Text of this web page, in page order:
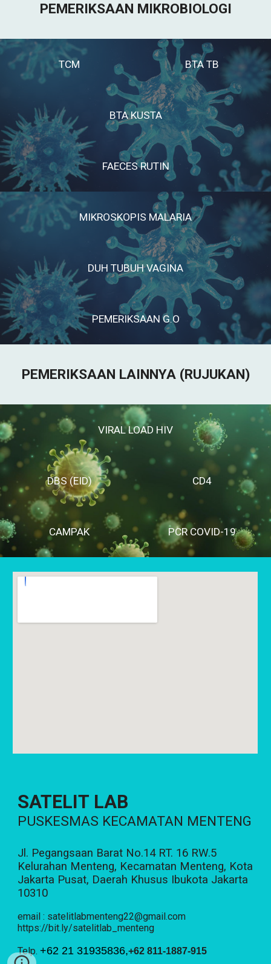
PEMERIKSAAN MIKROBIOLOGI
TCM BTA TB
BTA KUSTA
FAECES RUTIN
MIKROSKOPIS MALARIA
DUH TUBUH VAGINA
PEMERIKSAAN G.O
PEMERIKSAAN LAINNYA (RUJUKAN)
VIRAL LOAD HIV
DBS (EID) CD4
CAMPAK PCR COVID-19
SATELIT LAB
PUSKESMAS KECAMATAN MENTENG
Jl. Pegangsaan Barat No.14 RT. 16 RW.5
Kelurahan Menteng, Kecamatan Menteng, Kota
Jakarta Pusat, Daerah Khusus Ibukota Jakarta
10310
email : satelitlabmenteng22@gmail.com
https://bit.ly/satelitlab_menteng
Telp.+62 21 31935836,+62 811-1887-915